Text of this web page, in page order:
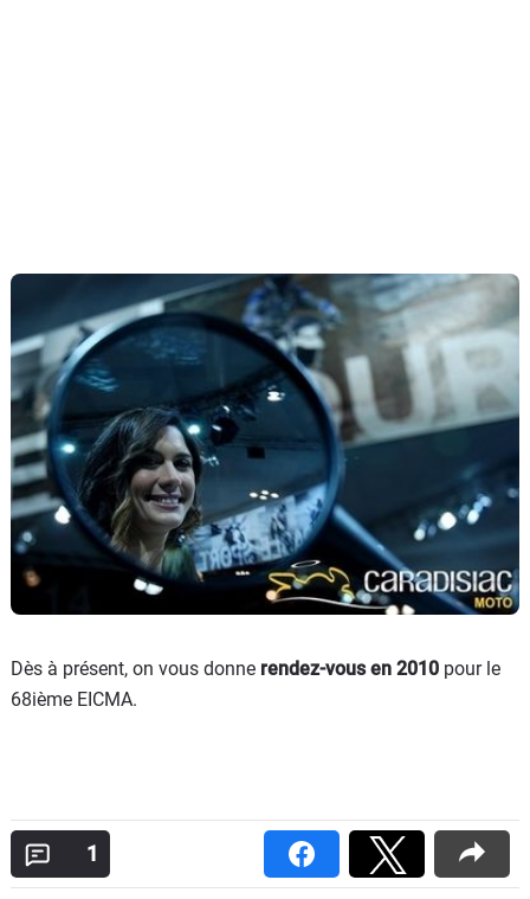
Dès à présent, on vous donne rendez-vous en 2010 pour le
68ième EICMA.
1